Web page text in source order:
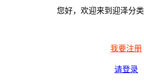
您好，欢迎来到迎泽分类
我要注册
请登录